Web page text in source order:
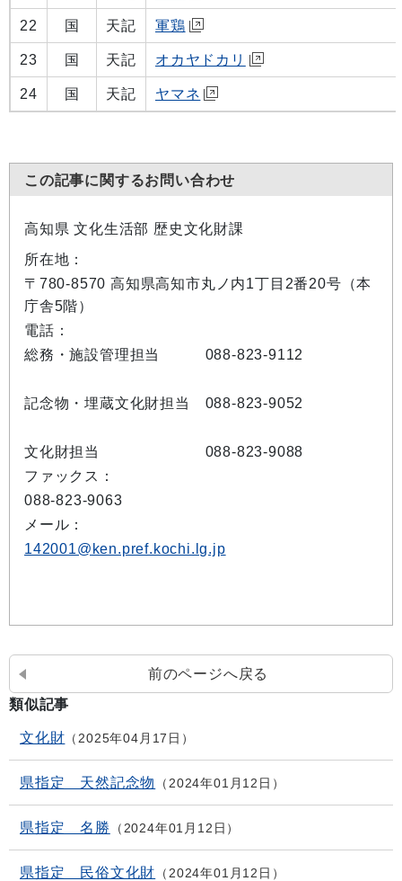
22 国 天記 軍鶏
23 国 天記 オカヤドカリ
24 国 天記 ヤマネ
この記事に関するお問い合わせ
高知県 文化生活部 歴史文化財課
所在地：
〒780-8570 高知県高知市丸ノ内1丁目2番20号（本
庁舎5階）
電話：
総務・施設管理担当 088-823-9112
記念物・埋蔵文化財担当 088-823-9052
文化財担当 088-823-9088
ファックス：
088-823-9063
メール：
142001@ken.pref.kochi.lg.jp
前のページへ戻る
類似記事
文化財 2025年04月17日
県指定 天然記念物 2024年01月12日
県指定 名勝 2024年01月12日
県指定 民俗文化財 2024年01月12日